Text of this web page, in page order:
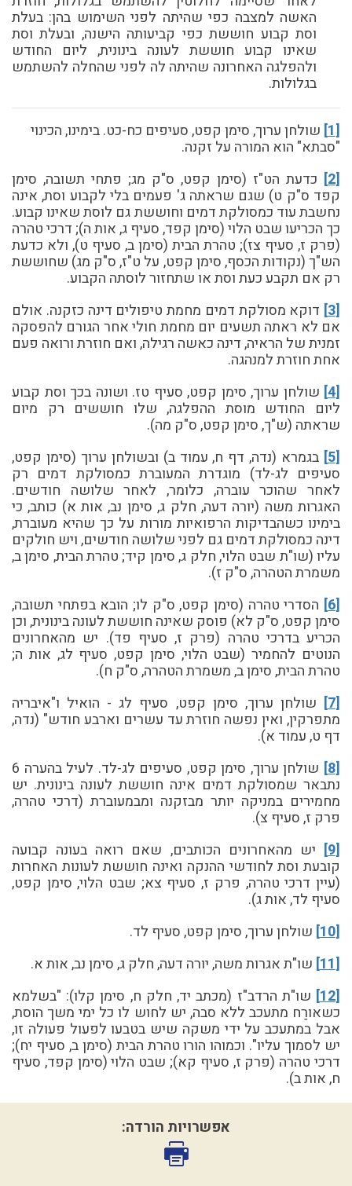
האשה למצבה כפי שהיתה לפני השימוש בהן: בעלת
וסת קבוע חוששת כפי קביעותה הישנה, ובעלת וסת
שאינו קבוע חוששת לעונה בינונית, ליום החודש
ולהפלגה האחרונה שהיתה לה לפני שהחלה להשתמש
בגלולות.
[1] שולחן ערוך, סימן קפט, סעיפים כח-כט. בימינו, הכינוי
"סבתא" הוא המורה על זקנה.
[2]
כדעת הט"ז (סימן קפט, ס"ק מג; פתחי תשובה, סימן
קפד ס"ק ט) שגם שראתה ג' פעמים בלי לקבוע וסת, אינה
נחשבת עוד כמסולקת דמים וחוששת גם לוסת שאינו קבוע.
כך הכריעו שבט הלוי (סימן קפד, סעיף ג, אות ה); דרכי טהרה
(פרק ז, סעיף צז); טהרת הבית (סימן ב, סעיף ט), ולא כדעת
הש"ך (נקודות הכסף, סימן קפט, על ט"ז, ס"ק מג) שחוששת
רק אם תקבע כעת וסת או שתחזור לוסתה הקבוע.
[3]
דוקא מסולקת דמים מחמת טיפולים דינה כזקנה. אולם
אם לא ראתה תשעים יום מחמת חולי אחר הגורם להפסקה
זמנית של הראיה, דינה כאשה רגילה, ואם חוזרת ורואה פעם
אחת חוזרת למנהגה.
[4]
שולחן ערוך, סימן קפט, סעיף טז. ושונה בכך וסת קבוע
ליום החודש מוסת ההפלגה, שלו חוששים רק מיום
שראתה (ש"ך, סימן קפט, ס"ק מה).
[5]
בגמרא (נדה, דף ח, עמוד ב) ובשולחן ערוך (סימן קפט,
סעיפים לג-לד) מוגדרת המעוברת כמסולקת דמים רק
לאחר שהוכר עוברה, כלומר, לאחר שלושה חודשים.
האגרות משה (יורה דעה, חלק ג, סימן נב, אות א) כותב, כי
בימינו כשהבדיקות הרפואיות מורות על כך שהיא מעוברת,
דינה כמסולקת דמים גם לפני שלושה חודשים, ויש חולקים
עליו (שו"ת שבט הלוי, חלק ג, סימן קיד; טהרת הבית, סימן ב,
משמרת הטהרה, ס"ק ז).
[6]
הסדרי טהרה (סימן קפט, ס"ק לו; הובא בפתחי תשובה,
סימן קפט, ס"ק לא) פוסק שאינה חוששת לעונה בינונית, וכן
הכריע בדרכי טהרה (פרק ז, סעיף פד). יש מהאחרונים
הנוטים להחמיר (שבט הלוי, סימן קפט, סעיף לג, אות ה;
טהרת הבית, סימן ב, משמרת הטהרה, ס"ק ח).
[7]
שולחן ערוך, סימן קפט, סעיף לג - הואיל ו"איבריה
מתפרקין, ואין נפשה חוזרת עד עשרים וארבע חודש" (נדה,
דף ט, עמוד א).
[8]
שולחן ערוך, סימן קפט, סעיפים לג-לד. לעיל בהערה 6
נתבאר שמסולקת דמים אינה חוששת לעונה בינונית. יש
מחמירים במניקה יותר מבזקנה ומבמעוברת (דרכי טהרה,
פרק ז, סעיף צ).
[9]
יש מהאחרונים הכותבים, שאם רואה בעונה קבועה
קובעת וסת לחודשי ההנקה ואינה חוששת לעונות האחרות
(עיין דרכי טהרה, פרק ז, סעיף צא; שבט הלוי, סימן קפט,
סעיף לד, אות ג).
[10]
שולחן ערוך, סימן קפט, סעיף לד.
[11]
שו"ת אגרות משה, יורה דעה, חלק ג, סימן נב, אות א.
[12]
שו"ת הרדב"ז (מכתב יד, חלק ח, סימן קלו): "בשלמא
כשאורַח מתעכב ללא סבה, יש לחוש לו כל ימי משך הוסת,
אבל במתעכב על ידי משקה שיש בטבעו לפעול פעולה זו,
יש לסמוך עליו". וכמוהו הורו טהרת הבית (סימן ב, סעיף יח);
דרכי טהרה (פרק ז, סעיף קא); שבט הלוי (סימן קפד, סעיף
ח, אות ב).
אפשרויות הורדה: